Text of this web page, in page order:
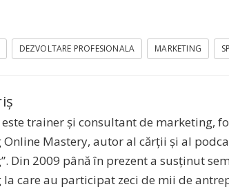
DEZVOLTARE PROFESIONALA MARKETING
este trainer și consultant de marketing,
Mastery, autor al cărții și al
Din 2009 până în prezent a susținut
la care au participat zeci de mii de